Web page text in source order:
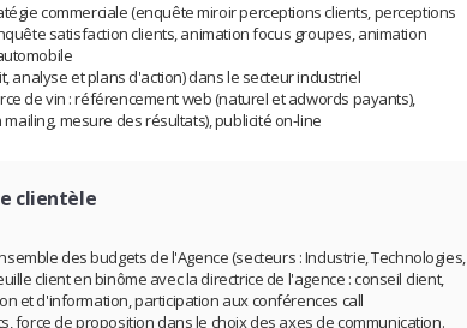
commerciale (enquête miroir perceptions clients, perceptions
satisfaction clients, animation focus groupes, animation
analyse et plans d'action) dans le secteur industriel
de vin : référencement web (naturel et adwords payants),
mesure des résultats), publicité on-line
clientèle
des budgets de l'Agence (secteurs : Industrie, Technologies,
client en binôme avec la directrice de l'agence : conseil client,
et d'information, participation aux conférences call
force de proposition dans le choix des axes de communication.